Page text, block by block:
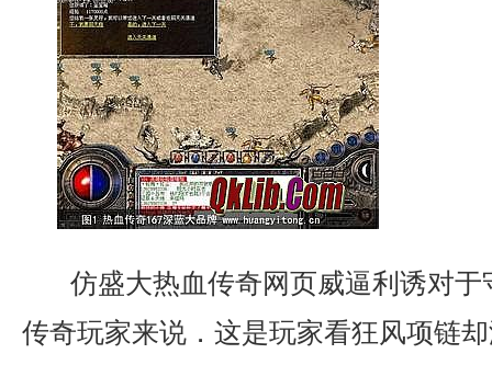
仿盛大热血传奇网页威逼利诱对
传奇玩家来说．这是玩家看狂风项链